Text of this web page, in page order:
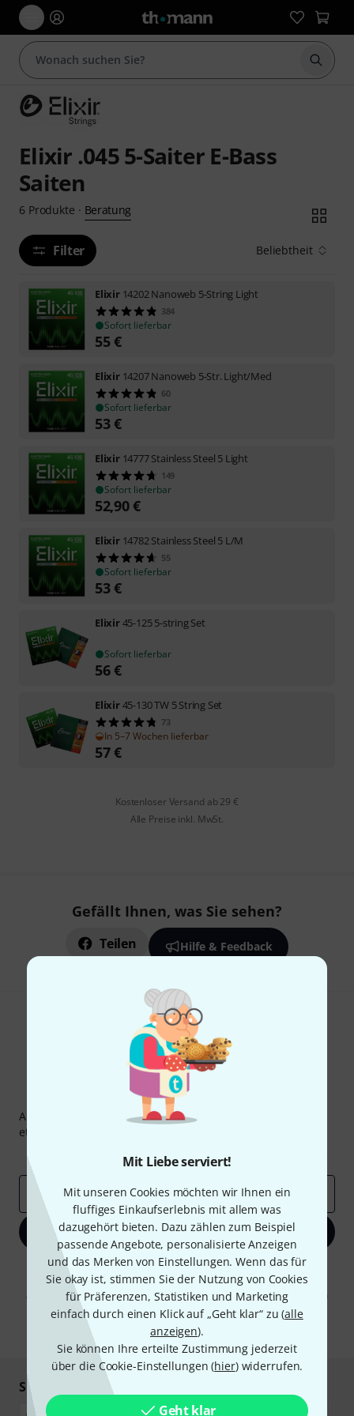
Mit Liebe serviert!
Mit unseren Cookies möchten wir Ihnen ein
fluffiges Einkaufserlebnis mit allem was
dazugehört bieten. Dazu zählen zum Beispiel
passende Angebote, personalisierte Anzeigen
und das Merken von Einstellungen. Wenn das für
Sie okay ist, stimmen Sie der Nutzung von Cookies
für Präferenzen, Statistiken und Marketing
einfach durch einen Klick auf „Geht klar“ zu (alle
anzeigen).
Sie können Ihre erteilte Zustimmung jederzeit
über die Cookie-Einstellungen (hier) widerrufen.
Geht klar
Suche
Elixir .045 5-Saiter E-Bass
Saiten
6 Produkte · Beratung
Filter Beliebtheit
Elixir 14202 Nanoweb 5-String Light
384
Sofort lieferbar
55€
Elixir 14207 Nanoweb 5-Str. Light/Med
60
Sofort lieferbar
53€
Elixir 14777 Stainless Steel 5 Light
149
Sofort lieferbar
52,90€
Elixir 14782 Stainless Steel 5 L/M
55
Sofort lieferbar
53€
Elixir45-125 5-string Set
Sofort lieferbar
56€
Elixir45-130 TW 5 String Set
73
In 5–7 Wochen lieferbar
57€
Kostenloser Versand ab 29 €
Alle Preise inkl. MwSt.
Gefällt Ihnen, was Sie sehen?
Teilen Hilfe & Feedback
Thomann Newsletter
Abonniere den Thomann Newsletter und gewinne mit
etwas Glück einen von
Inspirierende Beiträge
Deals
E-Mail-Adresse*
Jetzt anmelden
Mit Klick auf „Jetzt anmelden“ stimmen Sie dem Erhalt von E-Mail-
Werbung und einer Messung des E-Mail-Nutzungsverhaltens zu. Die
Abmeldung ist jederzeit möglich. Weitere Informationen finden Sie in
unseren
Datenschutzhinweisen .
* Pflichtfeld
Sicher einkaufen & bezahlen